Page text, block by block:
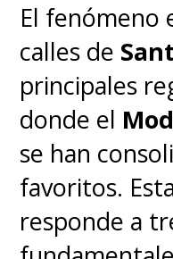
El fenómeno
calles de
principales
donde el
se han
favoritos.
responde a